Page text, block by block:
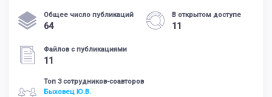
Общее число публикаций
64
В открытом доступе
11
Файлов с публикациями
11
Топ 3 сотрудников-соавторов
Быховец Ю.В.